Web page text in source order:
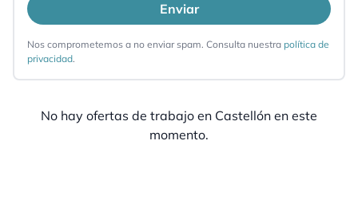
Enviar
Nos comprometemos a no enviar spam. Consulta nuestra política de
privacidad.
No hay ofertas de trabajo en Castellón en este
momento.